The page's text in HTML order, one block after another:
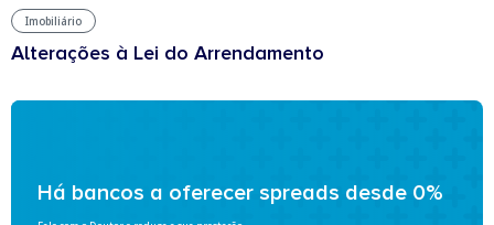
Imobiliário
Alterações à Lei do Arrendamento
Há bancos a oferecer spreads desde 0%